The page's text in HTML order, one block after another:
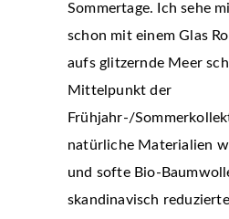
Sommertage. Ich sehe
schon mit einem Glas
aufs glitzernde Meer
Mittelpunkt der
Frühjahr-/
natürliche Materialien
und softe Bio-
skandinavisch